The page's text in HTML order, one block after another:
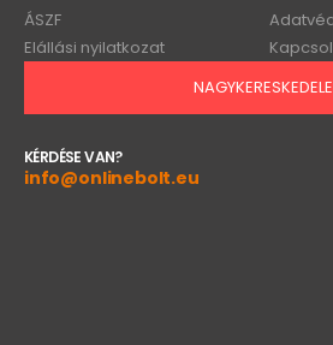
ÁSZF
KÉRDÉSE VAN?